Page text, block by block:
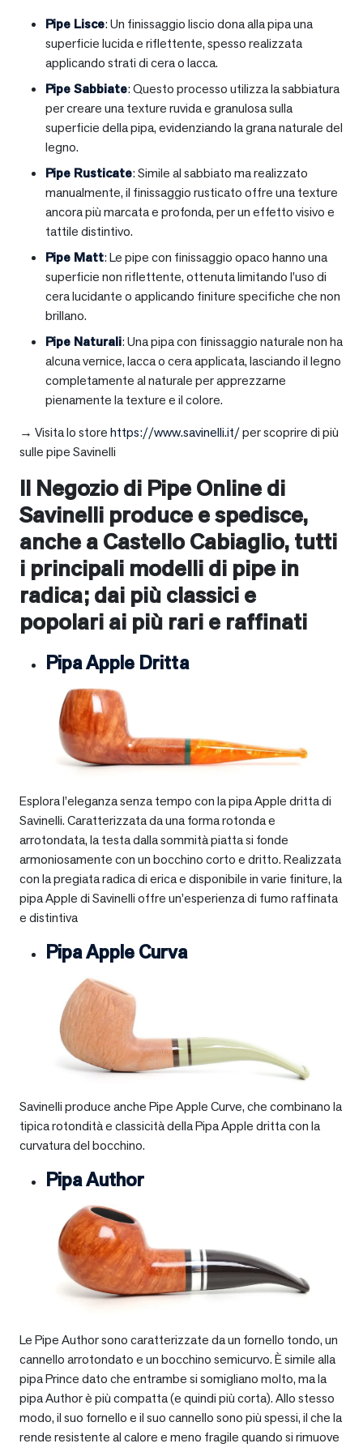
Pipe Lisce: Un finissaggio liscio dona alla pipa una
superficie lucida e riflettente, spesso realizzata
applicando strati di cera o lacca.
Pipe Sabbiate: Questo processo utilizza la sabbiatura
per creare una texture ruvida e granulosa sulla
superficie della pipa, evidenziando la grana naturale del
legno.
Pipe Rusticate: Simile al sabbiato ma realizzato
manualmente, il finissaggio rusticato offre una texture
ancora più marcata e profonda, per un effetto visivo e
tattile distintivo.
Pipe Matt: Le pipe con finissaggio opaco hanno una
superficie non riflettente, ottenuta limitando l’uso di
cera lucidante o applicando finiture specifiche che non
brillano.
Pipe Naturali: Una pipa con finissaggio naturale non ha
alcuna vernice, lacca o cera applicata, lasciando il legno
completamente al naturale per apprezzarne
pienamente la texture e il colore.
→ Visita lo storehttps://www.savinelli.it/per scoprire di più
sulle pipe Savinelli
Il Negozio di Pipe Online di
Savinelli produce e spedisce,
anche aCastello Cabiaglio, tutti
i principali modelli di pipe in
radica; dai più classici e
popolari ai più rari e raffinati
Pipa Apple Dritta
Esplora l’eleganza senza tempo con la pipa Apple dritta di
Savinelli. Caratterizzata da una forma rotonda e
arrotondata, la testa dalla sommità piatta si fonde
armoniosamente con un bocchino corto e dritto. Realizzata
con la pregiata radica di erica e disponibile in varie finiture, la
pipa Apple di Savinelli offre un’esperienza di fumo raffinata
e distintiva
Pipa Apple Curva
Savinelli produce anche Pipe Apple Curve, che combinano la
tipica rotondità e classicità della Pipa Apple dritta con la
curvatura del bocchino.
Pipa Author
Le Pipe Author sono caratterizzate da un fornello tondo, un
cannello arrotondato e un bocchino semicurvo. È simile alla
pipa Prince dato che entrambe si somigliano molto, ma la
pipa Author è più compatta (e quindi più corta). Allo stesso
modo, il suo fornello e il suo cannello sono più spessi, il che la
rende resistente al calore e meno fragile quando si rimuove